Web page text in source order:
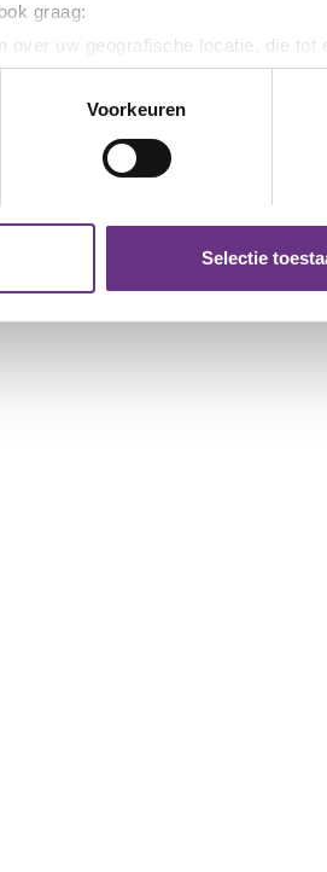
graag:
over uw geografische locatie, die
door het actief te scannen op
gegevens worden verwerkt
of intrekken in de
Ook delen we informatie over uw
Deze partners kunnen deze
Voorkeuren
Selectie
9 juni 2026
Verbeterd eindbod
Limburg
Een cao met een looptijd